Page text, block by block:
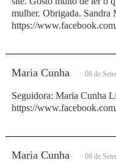
mulher. Obrigada. Sandra
https://
Maria Cunha 08 de
Seguidora: Maria Cunha
https://
Maria Cunha 08 de